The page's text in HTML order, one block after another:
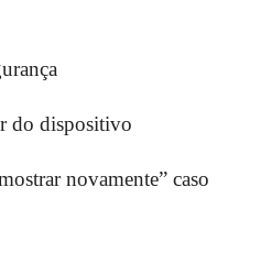
do dispositivo
novamente” caso